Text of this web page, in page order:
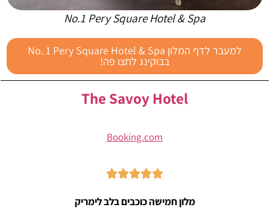
No.1 Pery Square Hotel & Spa
למעבר לדף המלון No. 1 Pery Square Hotel & Spa
בבוקינג לחצו פה!
The Savoy Hotel
Booking.com





מלון חמישה כוכבים בלב לימריק